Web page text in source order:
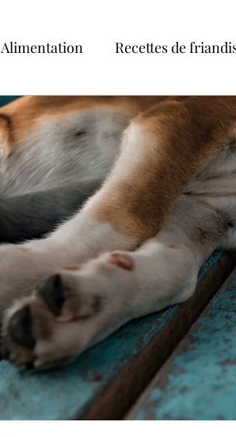
Recettes de